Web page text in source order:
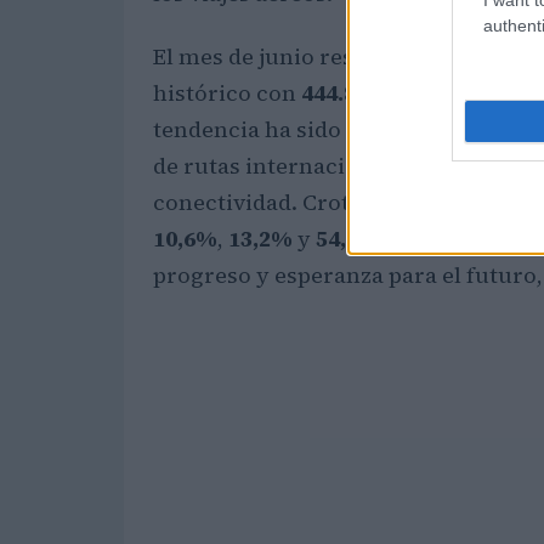
El mes de junio resultó
histórico con 444.813
pasajeros, el
tendencia ha sido impulsada por la
de rutas internacionales, que han
conectividad. Crotone, Lamezia y
10,6%, 13,2% y 54,7%
progreso y esperanza para el futuro,